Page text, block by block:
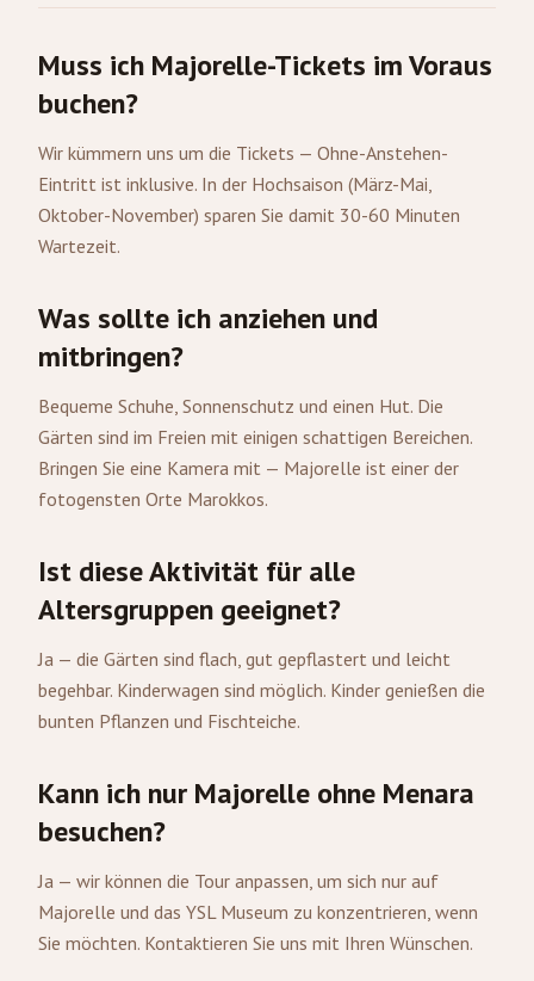
Muss ich Majorelle-Tickets im Voraus
buchen?
Wir kümmern uns um die Tickets — Ohne-Anstehen-
Eintritt ist inklusive. In der Hochsaison (März-Mai,
Oktober-November) sparen Sie damit 30-60 Minuten
Wartezeit.
Was sollte ich anziehen und
mitbringen?
Bequeme Schuhe, Sonnenschutz und einen Hut. Die
Gärten sind im Freien mit einigen schattigen Bereichen.
Bringen Sie eine Kamera mit — Majorelle ist einer der
fotogensten Orte Marokkos.
Ist diese Aktivität für alle
Altersgruppen geeignet?
Ja — die Gärten sind flach, gut gepflastert und leicht
begehbar. Kinderwagen sind möglich. Kinder genießen die
bunten Pflanzen und Fischteiche.
Kann ich nur Majorelle ohne Menara
besuchen?
Ja — wir können die Tour anpassen, um sich nur auf
Majorelle und das YSL Museum zu konzentrieren, wenn
Sie möchten. Kontaktieren Sie uns mit Ihren Wünschen.